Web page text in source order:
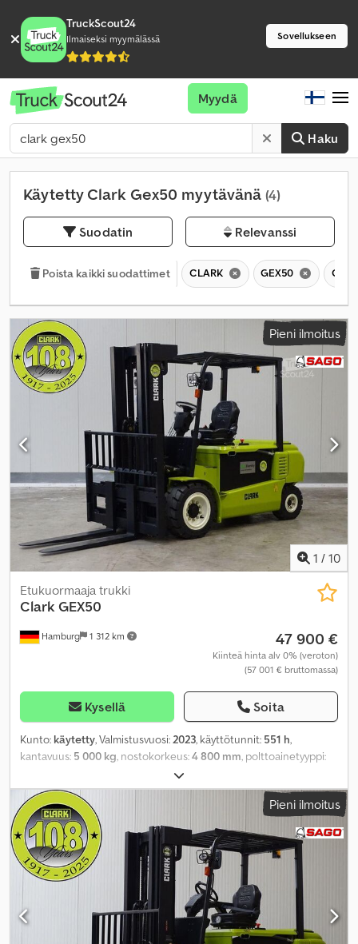
TruckScout24
Ilmaiseksi myymälässä Sovellukseen
Haku
Myydä
Käytetty Clark Gex50 myytävänä (4)
Suodatin Relevanssi
Poista kaikki suodattimet CLARK GEX50 GEX
Pieni ilmoitus
1 / 10
Hamburg 1 312 km
Etukuormaaja trukki
ClarkGEX50
47 900 €
Kiinteä hinta alv 0% (veroton)
(57 001 € bruttomassa)
Kysellä Soita
Kunto: käytetty, Valmistusvuosi:2023, käyttötunnit: 551 h,
kantavuus: 5 000 kg, nostokorkeus:4 800 mm, polttoainetyyppi:
, rakennuskorkeus:
renkaiden kunto:50 prosentti, eturenkaan koko:28x12,5-15,
takarenkaan koko:
, kokonaispituus:
3 000 mm, väri: muu
Pieni ilmoitus